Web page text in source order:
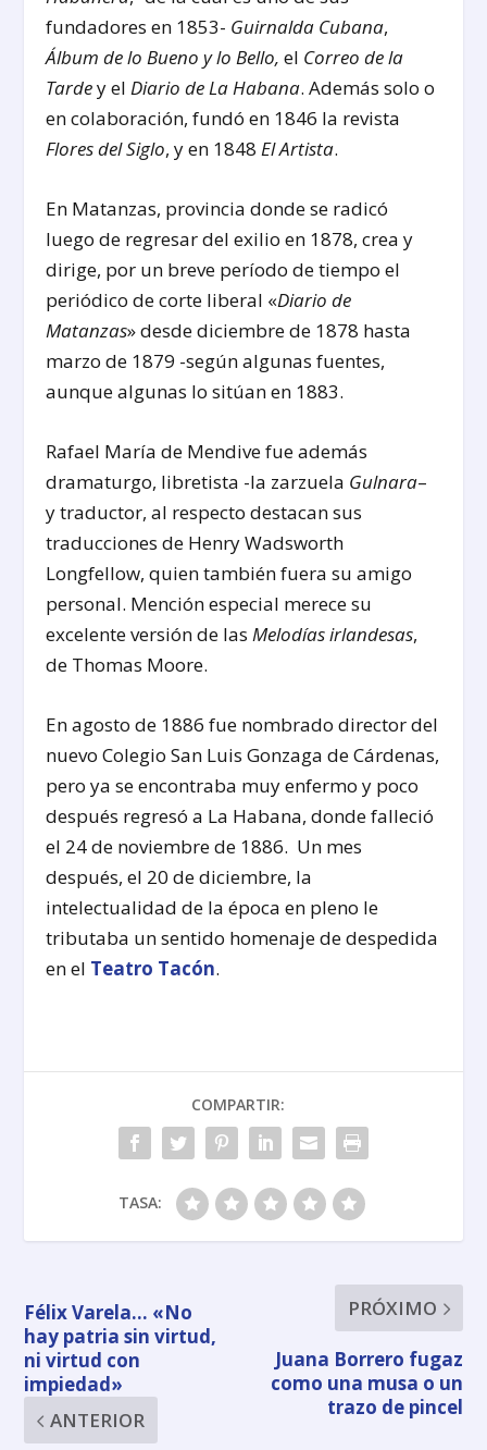
fundadores en 1853- Guirnalda Cubana,
Álbum de lo Bueno y lo Bello, el Correo de la
Tardey elDiario de La Habana. Además solo o
en colaboración, fundó en 1846 la revista
Floresdel Siglo, y en 1848El Artista.
En Matanzas, provincia donde se radicó
luego de regresar del exilio en 1878, crea y
dirige, por un breve período de tiempo el
periódico de corte liberal «Diario de
Matanzas» desde diciembre de 1878 hasta
marzo de 1879 -según algunas fuentes,
aunque algunas lo sitúan en 1883.
Rafael María de Mendive fue además
dramaturgo, libretista -la zarzuela Gulnara–
y traductor, al respecto destacan sus
traducciones de Henry Wadsworth
Longfellow, quien también fuera su amigo
personal. Mención especial merece su
excelente versión de lasMelodías irlandesas,
de Thomas Moore.
En agosto de 1886 fue nombrado director del
nuevo Colegio San Luis Gonzaga de Cárdenas,
pero ya se encontraba muy enfermo y poco
después regresó a La Habana, donde falleció
el 24 de noviembre de 1886. Un mes
después, el 20 de diciembre, la
intelectualidad de la época en pleno le
tributaba un sentido homenaje de despedida
en el Teatro Tacón.
COMPARTIR:
TASA:
Félix Varela… «No
hay patria sin virtud,
ni virtud con
impiedad»
ANTERIOR
PRÓXIMO
Juana Borrero fugaz
como una musa o un
trazo de pincel